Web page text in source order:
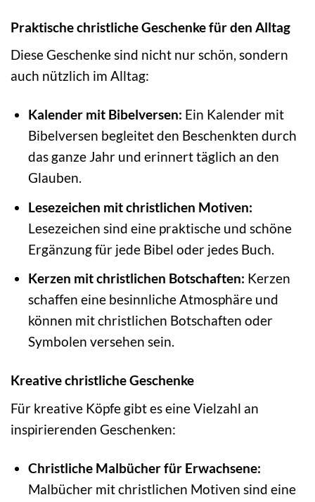
Praktische christliche Geschenke für den Alltag
Diese Geschenke sind nicht nur schön, sondern
auch nützlich im Alltag:
Kalender mit Bibelversen: Ein Kalender mit
Bibelversen begleitet den Beschenkten durch
das ganze Jahr und erinnert täglich an den
Glauben.
Lesezeichen mit christlichen Motiven:
Lesezeichen sind eine praktische und schöne
Ergänzung für jede Bibel oder jedes Buch.
Kerzen mit christlichen Botschaften: Kerzen
schaffen eine besinnliche Atmosphäre und
können mit christlichen Botschaften oder
Symbolen versehen sein.
Kreative christliche Geschenke
Für kreative Köpfe gibt es eine Vielzahl an
inspirierenden Geschenken:
Christliche Malbücher für Erwachsene:
Malbücher mit christlichen Motiven sind eine